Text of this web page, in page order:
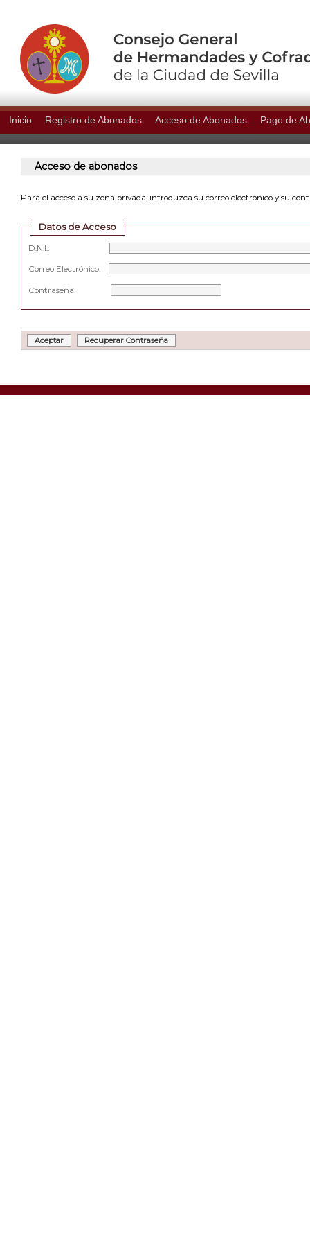
Inicio Registro de Abonados Acceso de Abonados Pago de
Acceso de abonados
Para el acceso a su zona privada, introduzca su correo electrónico y su
Datos de Acceso
D.N.I.:
Correo Electrónico:
Contraseña: